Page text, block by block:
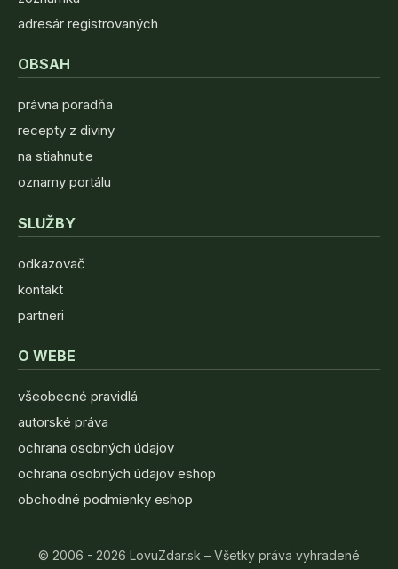
adresár registrovaných
OBSAH
právna poradňa
recepty z diviny
na stiahnutie
oznamy portálu
SLUŽBY
odkazovač
kontakt
partneri
O WEBE
všeobecné pravidlá
autorské práva
ochrana osobných údajov
ochrana osobných údajov eshop
obchodné podmienky eshop
© 2006 - 2026 LovuZdar.sk – Všetky práva vyhradené